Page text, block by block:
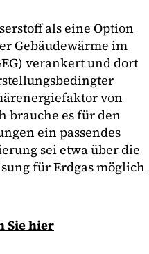
als eine Option
Gebäudewärme im
verankert und dort
von
brauche es für den
ein passendes
sei etwa über die
für Erdgas möglich
Sie hier